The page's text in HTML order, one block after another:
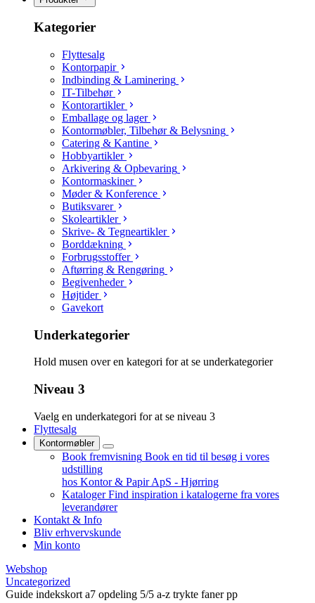
Kategorier
Flyttesalg
Kontorpapir
Indbinding & Laminering
IT-Tilbehør
Kontorartikler
Emballage og lager
Kontormøbler, Tilbehør & Belysning
Catering & Kantine
Hobbyartikler
Arkivering & Opbevaring
Kontormaskiner
Møder & Konference
Butiksvarer
Skoleartikler
Skrive- & Tegneartikler
Borddækning
Forbrugsstoffer
Aftørring & Rengøring
Begivenheder
Højtider
Gavekort
Underkategorier
Hold musen over en kategori for at se underkategorier
Niveau 3
Vaelg en underkategori for at se niveau 3
Flyttesalg
Kontormøbler
Book fremvisning Book en tid til besøg i vores
udstilling
hos Kontor & Papir ApS - Hjørring
Kataloger Find inspiration i katalogerne fra vores
leverandører
Kontakt & Info
Bliv erhvervskunde
Min konto
Webshop
Uncategorized
Guide indekskort a7 opdeling 5/5 a-z trykte faner pp